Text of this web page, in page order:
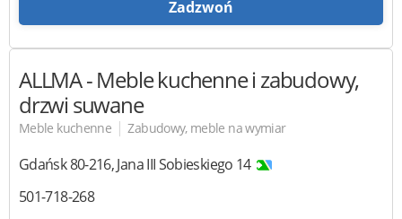
Zadzwoń
ALLMA- Meble kuchenne i zabudowy,
drzwi suwane
Meble kuchenne | Zabudowy, meble na wymiar
Gdańsk80-216,Jana III Sobieskiego 14
501-718-268